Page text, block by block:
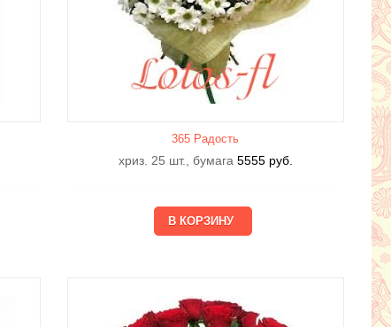
365 Радость
хриз. 25 шт., бумага 5555 руб.